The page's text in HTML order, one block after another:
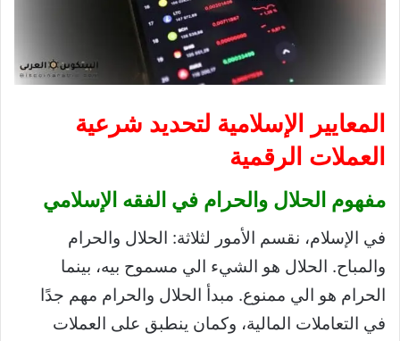
المعايير الإسلامية لتحديد شرعية
العملات الرقمية
مفهوم الحلال والحرام في الفقه الإسلامي
في الإسلام، نقسم الأمور لثلاثة: الحلال والحرام
والمباح. الحلال هو الشيء الي مسموح بيه، بينما
الحرام هو الي ممنوع. مبدأ الحلال والحرام مهم جدًا
في التعاملات المالية، وكمان ينطبق على العملات